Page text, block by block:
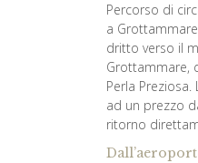
Percorso di
a
dritto verso il
Grottammare,
Perla
ad un prezzo
ritorno